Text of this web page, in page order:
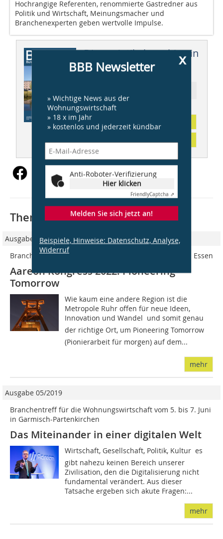
Hochrangige Referenten, renommierte Gastredner aus
Politik und Wirtschaft, Meinungsmacher und
Branchenexperten geben wertvolle Impulse.
Dieser Artikel erschien in
BBB 05/2018
Abonnement
Inhaltsverzeichnis
x
BBB Newsletter
» Wichtige News aus der
Wohnungswirtschaft
» 18 x im Jahr
» kostenlos und jederzeit kündbar
Anti-Roboter-Verifizierung
Hier klicken
FriendlyCaptcha ⇗
Melden Sie sich jetzt an!
Beispiele, Hinweise: Datenschutz, Analyse,
Widerruf
Thematisch passende Artikel:
Ausgabe 05/2022
Branchentreff für die Wohnungswirtschaft erstmals in Essen
Aareon Kongress 2022: Pioneering
Tomorrow
Wie kaum eine andere Region ist die
Metropole Ruhr offen für neue Ideen,
Innovation und Wandel  und somit genau
der richtige Ort, um Pioneering Tomorrow
(Pionierarbeit für morgen) auf dem...
mehr
Ausgabe 05/2019
Branchentreff für die Wohnungswirtschaft vom 5. bis 7. Juni
in Garmisch-Partenkirchen
Das Miteinander in einer digitalen Welt
Wirtschaft, Gesellschaft, Politik, Kultur  es
gibt nahezu keinen Bereich unserer
Zivilisation, den die Digitalisierung nicht
fundamental verändert. Aus dieser
Tatsache ergeben sich akute Fragen:...
mehr